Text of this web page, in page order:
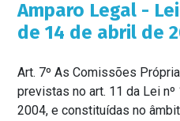
Amparo Legal - Lei
de 14 de abril de
Art. 7º As Comissões
previstas no art. 11 da Lei
2004, e constituídas no